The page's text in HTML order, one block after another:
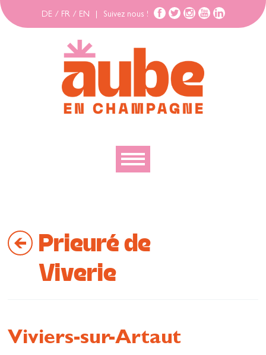
DE / FR / EN Suivez nous !
Bouger
Se loger
Se restaurer
Prieuré de
Viverie
Viviers-sur-Artaut